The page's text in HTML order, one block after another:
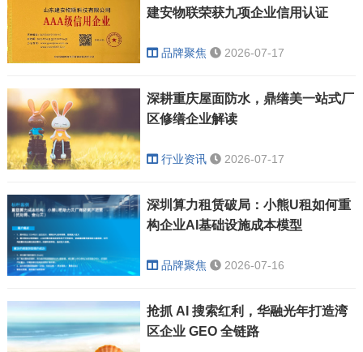
建安物联荣获九项企业信用认证
品牌聚焦 2026-07-17
深耕重庆屋面防水，鼎缮美一站式厂
区修缮企业解读
行业资讯 2026-07-17
深圳算力租赁破局：小熊U租如何重
构企业AI基础设施成本模型
品牌聚焦 2026-07-16
抢抓 AI 搜索红利，华融光年打造湾
区企业 GEO 全链路